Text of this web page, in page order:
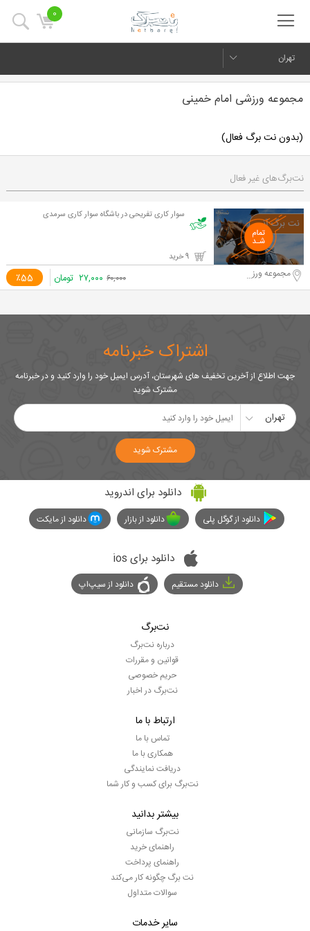
0
تهران
مجموعه ورزشی امام خمینی
(بدون نت برگ فعال)
نت‌برگ‌های غیر فعال
سوار کاری تفریحی در باشگاه سوار کاری سرمدی
٪55 مجموعه ورزشی امام خمینی ۶۰,۰۰۰ ۲۷,۰۰۰ تومان
اشتراک خبرنامه
جهت اطلاع از آخرین تخفیف های شهرستان، آدرس ایمیل خود را وارد کنید و در خبرنامه
مشترک شوید
تهران
مشترک شوید
دانلود برای اندروید
دانلود از گوگل پلی دانلود از بازار دانلود از مایکت
دانلود برای ios
دانلود مستقیم دانلود از سیپ‌اپ
نت‌برگ
درباره نت‌برگ
قوانین و مقررات
حریم خصوصی
نت‌برگ در اخبار
ارتباط با ما
تماس با ما
همکاری با ما
دریافت نمایندگی
نت‌برگ برای کسب و کار شما
بیشتر بدانید
نت‌برگ سازمانی
راهنمای خرید
راهنمای پرداخت
نت برگ چگونه کار می‌کند
سوالات متداول
سایر خدمات